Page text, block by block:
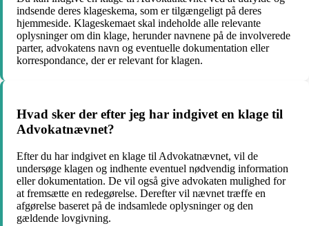
indsende deres klageskema, som er tilgængeligt på deres
hjemmeside. Klageskemaet skal indeholde alle relevante
oplysninger om din klage, herunder navnene på de involverede
parter, advokatens navn og eventuelle dokumentation eller
korrespondance, der er relevant for klagen.
Hvad sker der efter jeg har indgivet en klage til
Advokatnævnet?
Efter du har indgivet en klage til Advokatnævnet, vil de
undersøge klagen og indhente eventuel nødvendig information
eller dokumentation. De vil også give advokaten mulighed for
at fremsætte en redegørelse. Derefter vil nævnet træffe en
afgørelse baseret på de indsamlede oplysninger og den
gældende lovgivning.